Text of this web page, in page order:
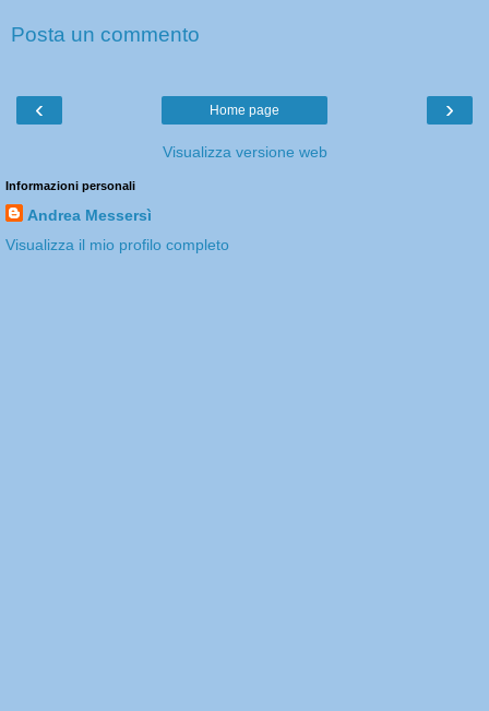
Posta un commento
‹ ›
Home page
Visualizza versione web
Informazioni personali
Andrea Messersì
Visualizza il mio profilo completo